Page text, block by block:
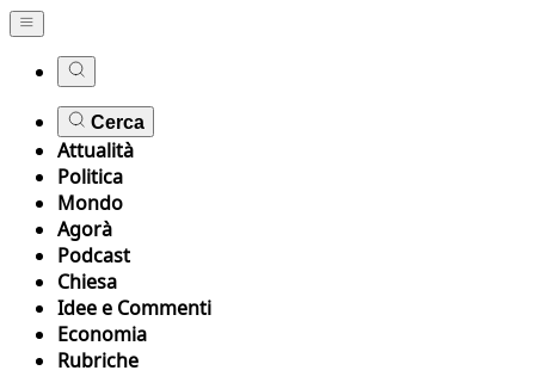
Cerca
Attualità
Politica
Mondo
Agorà
Podcast
Chiesa
Idee e Commenti
Economia
Rubriche